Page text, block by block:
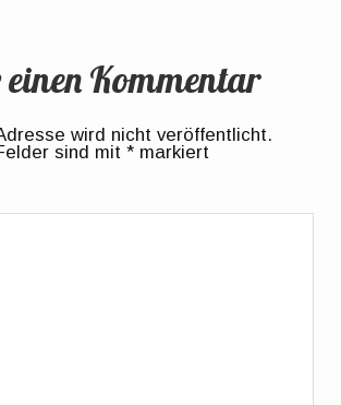
einen Kommentar
wird nicht veröffentlicht.
sind mit* markiert